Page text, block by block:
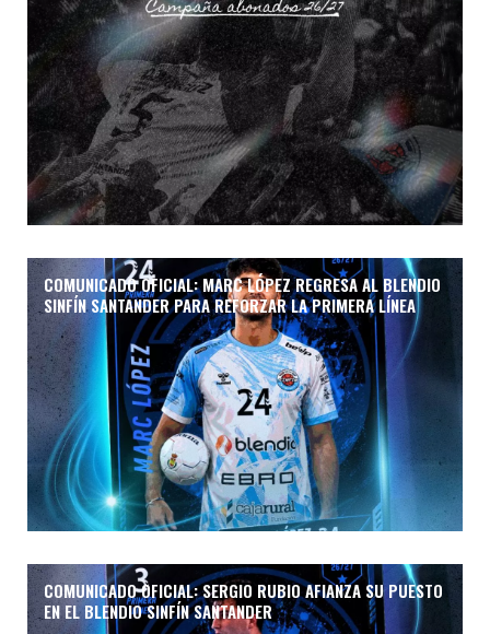
COMUNICADO OFICIAL: MARC LÓPEZ REGRESA AL BLENDIO
SINFÍN SANTANDER PARA REFORZAR LA PRIMERA LÍNEA
COMUNICADO OFICIAL: SERGIO RUBIO AFIANZA SU PUESTO
EN EL BLENDIO SINFÍN SANTANDER